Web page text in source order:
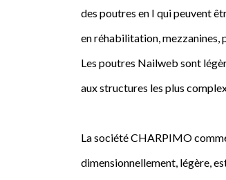
des poutres en I qui peuvent
en réhabilitation, mezzanines,
Les poutres Nailweb sont
aux structures les plus
La société CHARPIMO
dimensionnellement, légère,